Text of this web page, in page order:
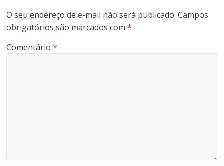
O seu endereço de e-mail não será publicado. Campos
obrigatórios são marcados com*
Comentário*